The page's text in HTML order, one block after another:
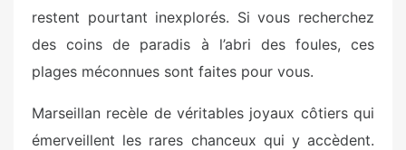
restent pourtant inexplorés. Si vous recherchez
des coins de paradis à l’abri des foules, ces
plages méconnues sont faites pour vous.
Marseillan recèle de véritables joyaux côtiers qui
émerveillent les rares chanceux qui y accèdent.